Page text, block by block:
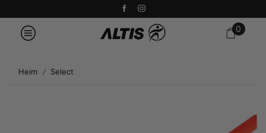
0
Heim / Select